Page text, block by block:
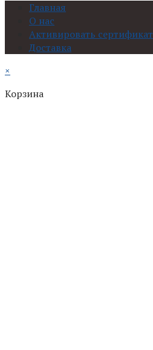
Главная
О нас
Активировать сертификат
Доставка
×
Корзина